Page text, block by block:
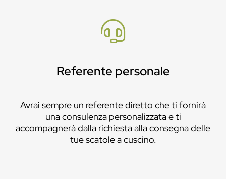
Referente personale
Avrai sempre un referente diretto che ti fornirà
una consulenza personalizzata e ti
accompagnerà dalla richiesta alla consegna delle
tue scatole a cuscino.